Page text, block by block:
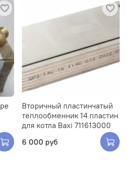
Вторичный пластинчатый
теплообменник 14 пластин
для котла Baxi 711613000
6 000 руб